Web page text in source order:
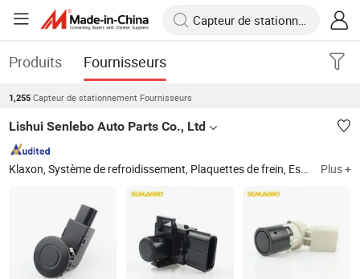
Produits Fournisseurs
1,255 Capteur de stationnement Fournisseurs
Lishui Senlebo Auto Parts Co., Ltd
Klaxon, Système de refroidissement, Plaquettes de frein, Essuie-glace, Amortisseur, Interrupteurs automobiles, Feux automobiles, Compresseur d'air, Pièces de carrosserie, Relais automobile Plus +